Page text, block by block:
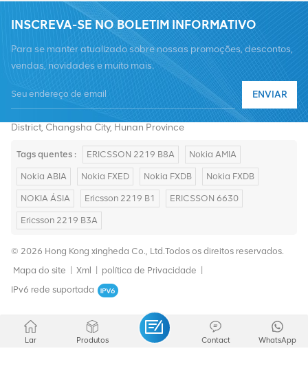
INSCREVA-SE NO BOLETIM INFORMATIVO
Para se manter atualizado sobre nossas promoções, descontos,
vendas, novidades e muito mais.
ENVIAR
E-mail :summer@chinaxingheda.com
Endereço : 2506 Xidi Building, No. 8 Fenglin Third Road,Yuelu
District, Changsha City, Hunan Province
Tags quentes : ERICSSON 2219 B8A Nokia AMIA
Nokia ABIA Nokia FXED Nokia FXDB Nokia FXDB
NOKIA ÁSIA Ericsson 2219 B1 ERICSSON 6630
Ericsson 2219 B3A
© 2026 Hong Kong xingheda Co., Ltd.Todos os direitos reservados.
Mapa do site
Xml política de Privacidade
IPv6 rede suportada
Lar Produtos WhatsApp
Contact